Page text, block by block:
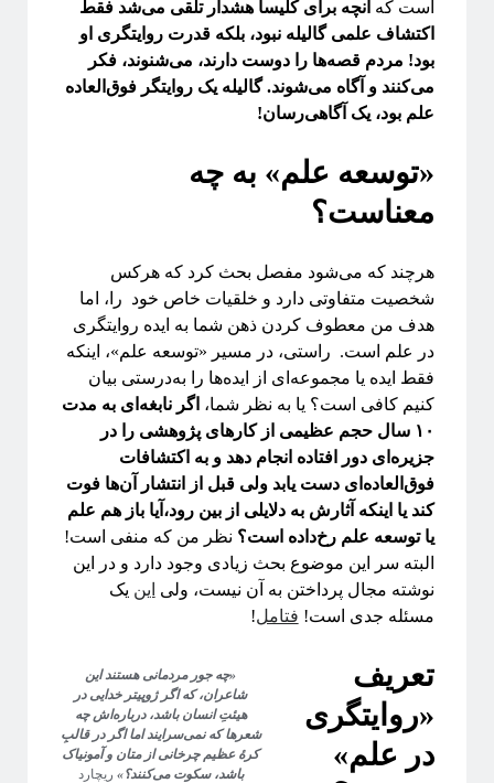
علوم اعصاب
فلسفه علم
فوتونیک
فیزیک
فیزیک اتمی-مولکولی
فیزیک زیستی
فیزیک هسته‌ای
فیزیکدانان ایرانی
معرفی کتاب
مکانیک آماری
نجوم
هوش مصنوعی
چندرسانه
کرونا
کوانتوم
کیهان شناسی
اطلاعات
ورود
خوراک ورودی‌ها
وردپرس
است که آنچه برای کلیسا هشدار تلقی می‌شد فقط
اکتشاف علمی گالیله نبود، بلکه قدرت روایتگری او
بود! مردم قصه‌ها را دوست دارند، می‌شنوند، فکر
می‌کنند و آگاه می‌شوند. گالیله یک روایتگر فوق‌العاده
علم بود، یک آگاهی‌رسان!
«توسعه علم» به چه
معناست؟
هرچند که می‌شود مفصل بحث کرد که هرکس
شخصیت متفاوتی دارد و خلقیات خاص خود را، اما
هدف من معطوف کردن ذهن شما به ایده روایتگری
در علم است. راستی، در مسیر «توسعه علم»، اینکه
فقط ایده یا مجموعه‌ای از ایده‌ها را به‌درستی بیان
کنیم کافی است؟ یا به نظر شما، اگر نابغه‌ای به مدت
۱۰ سال حجم عظیمی از کارهای پژوهشی را در
جزیره‌ای دور افتاده انجام دهد و به اکتشافات
فوق‌العاده‌ای دست یابد ولی قبل از انتشار آن‌ها فوت
کند یا اینکه آثارش به دلایلی از بین رود،آیا باز هم علم
یا توسعه علم رخ‌داده است؟ نظر من که منفی است!
البته سر این موضوع بحث زیادی وجود دارد و در این
نوشته مجال پرداختن به آن نیست، ولی این یک
مسئله جدی است! فتامل!
«چه جور مردمانی هستند این
شاعران، که اگر ژوپیتر خدایی در
هیئتِ انسان باشد، درباره‌اش چه
شعرها که نمی‌سرایند اما اگر در قالبِ
کرهٔ عظیم چرخانی از متان و آمونیاک
باشد، سکوت می‌کنند؟» ریچارد
تعریف
«روایتگری
در علم»